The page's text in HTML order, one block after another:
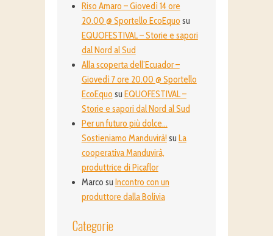
Riso Amaro – Giovedì 14 ore
20.00 @ Sportello EcoEquo su
EQUOFESTIVAL – Storie e sapori
dal Nord al Sud
Alla scoperta dell’Ecuador –
Giovedì 7 ore 20.00 @ Sportello
EcoEquo su EQUOFESTIVAL –
Storie e sapori dal Nord al Sud
Per un futuro più dolce…
Sostieniamo Manduvirà! su La
cooperativa Manduvirà,
produttrice di Picaflor
Marco su Incontro con un
produttore dalla Bolivia
Categorie